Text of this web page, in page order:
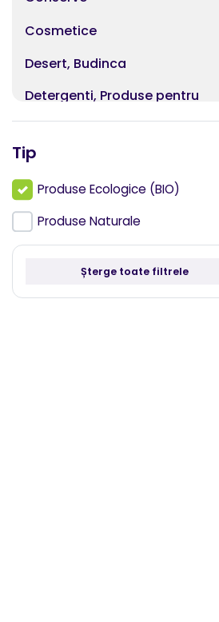
Cosmetice
Desert, Budinca
Detergenti, Produse pentru
Fructe si Legume Uscate
Lapte, Bauturi Vegetale, Creme
vegetale pentru gatit
Miere, Produse apicole
Mustar, Ketchup, Maioneza
Tip
Produse Ecologice (BIO)
Produse Naturale
Șterge toate filtrele